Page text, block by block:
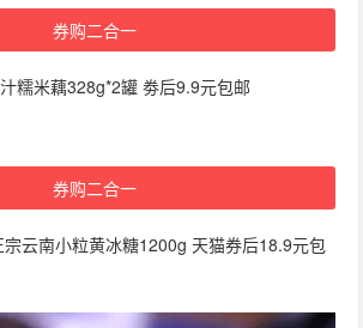
券购二合一
糯米藕328g*2罐 劵后9.9元包邮
券购二合一
宗云南小粒黄冰糖1200g 天猫券后18.9元包